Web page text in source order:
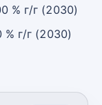
% г/г (2030)
г/г (2030)